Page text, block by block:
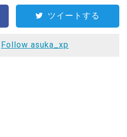
ツイートする
Follow asuka_xp